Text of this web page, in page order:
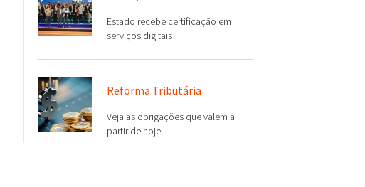
Estado recebe certificação em
serviços digitais
Reforma Tributária
Veja as obrigações que valem a
partir de hoje